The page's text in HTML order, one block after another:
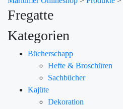
Fregatte
Kategorien
Bücherschapp
Hefte & Broschüren
Sachbücher
Kajüte
Dekoration